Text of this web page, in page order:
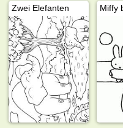
Zwei Elefanten